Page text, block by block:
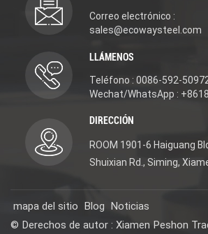
Correo electrónico :
sales@ecowaysteel.com
LLÁMENOS
Teléfono : 0086-592-
Wechat/WhatsApp :
DIRECCIÓN
ROOM 1901-6 Haiguang
Shuixian Rd., Siming,
mapa del sitio Blog Noticias
© Derechos de autor : Xiamen Peshon